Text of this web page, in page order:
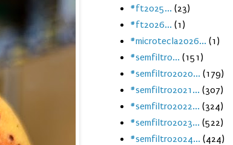
#ft2025... (23)
#ft2026... (1)
#microtecla2026... (1)
#semfiltro... (151)
#semfiltro2020... (179)
#semfiltro2021... (307)
#semfiltro2022... (324)
#semfiltro2023... (522)
#semfiltro2024... (424)